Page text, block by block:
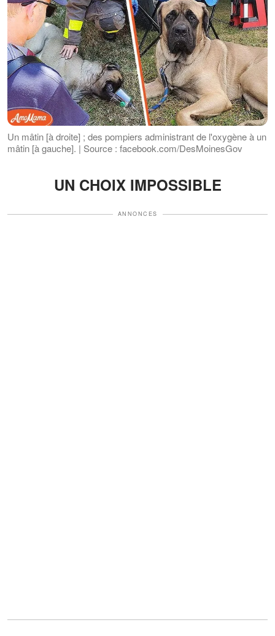
Un mâtin [à droite] ; des pompiers administrant de l'oxygène à un
mâtin [à gauche]. | Source : facebook.com/DesMoinesGov
UN CHOIX IMPOSSIBLE
ANNONCES